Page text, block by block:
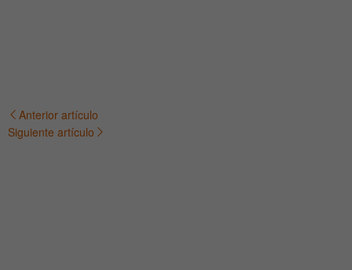
Navegación
Anterior artículo
Siguiente artículo